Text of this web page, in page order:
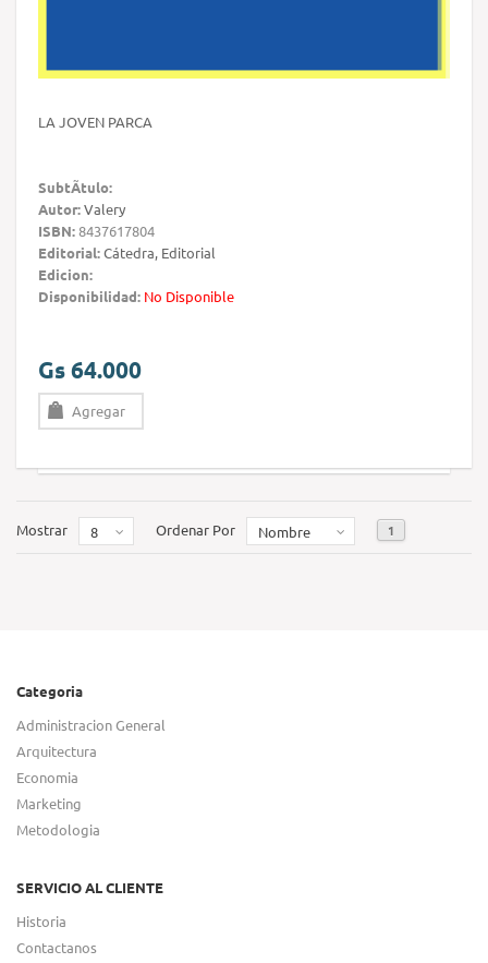
LA JOVEN PARCA
SubtÃ­tulo:
Autor:Valery
ISBN:8437617804
Editorial:Cátedra, Editorial
Edicion:
Disponibilidad: No Disponible
Gs 64.000
Agregar
Mostrar 8 Ordenar Por Nombre 1
Categoria
Administracion General
Arquitectura
Economia
Marketing
Metodologia
SERVICIO AL CLIENTE
Historia
Contactanos